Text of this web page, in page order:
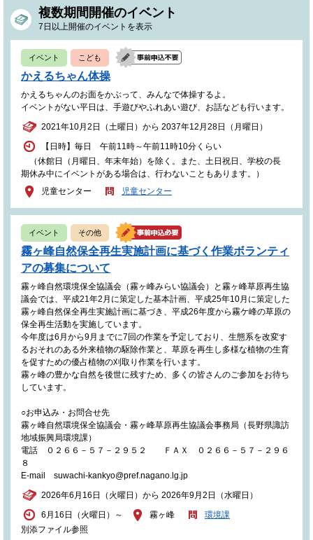
複数期間開催のイベント
7日以上開催のイベントを表示
イベント こども
かえるちゃん体操
かえるちゃんのお面をかぶって、みんなで体操するよ。
イベントがない平日は、手遊びやふれあい遊び、お話なども行います。
2021年10月2日（土曜日）から 2037年12月28日（月曜日）
【日時】毎日 午前11時～午前11時10分くらい
（休館日（月曜日、年末年始）を除く。また、土日祝日、学校の長
期休み中にイベントがある場合は、行わないこともあります。）
児童センター
児童センター
イベント その他
霧ヶ峰自然保全再生実施計画に基づく作業ボランティ
アの募集について
霧ヶ峰自然環境保全協議会（霧ヶ峰みらい協議会）と霧ヶ峰草原再生協
議会では、平成21年2月に策定した基本計画、平成25年10月に策定した
霧ヶ峰自然保全再生実施計画に基づき、平成26年度から霧ケ峰の草原の
保全再生活動を実施しています。
今年度は6月から9月までに7回の作業を予定しており、生態系を改変す
るおそれのある外来植物の駆除作業と、草原を再生し多様な植物の生育
を促すための優占植物の刈取り作業を行います。
霧ヶ峰の豊かな自然を後世に残すため、多くの皆さんのご参加をお待ち
しています。
○お申込み・お問合せ先
霧ヶ峰自然環境保全協議会・霧ヶ峰草原再生協議会事務局（長野県諏訪
地域振興局環境課）
電話 ０２６６－５７－２９５２ ＦＡＸ ０２６６－５７－２９６
８
E-mail suwachi-kankyo@pref.nagano.lg.jp
2026年6月16日（火曜日）から 2026年9月2日（水曜日）
6月16日（火曜日）～
別添ファイル参照
霧ヶ峰 環境課